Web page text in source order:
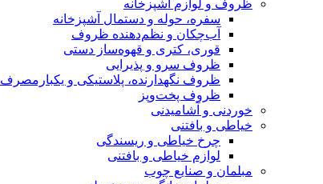
ظروف و لوازم آشپزخانه
سفره، حوله و دستمال آشپزخانه
آب‌چکان و نظم‌دهنده ظروف
قوری، کتری و قهوه‌ساز دستی
ظروف سرو و پذیرایی
ظروف نگهدارنده، پلاستیکی و یکبارمصرف
ظروف پخت‌وپز
خوردنی و آشامیدنی
خیاطی و بافتنی
چرخ خیاطی و ریسندگی
لوازم خیاطی و بافتنی
مبلمان و صنایع چوب